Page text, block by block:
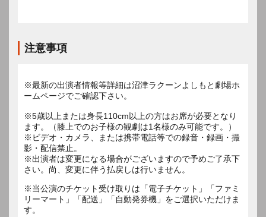
注意事項
※最新の出演者情報等詳細は沼津ラクーンよしもと劇場ホ
ームページでご確認下さい。
※5歳以上または身長110cm以上の方はお席が必要となり
ます。（膝上でのお子様の観劇は1名様のみ可能です。）
※ビデオ・カメラ、または携帯電話等での録音・録画・撮
影・配信禁止。
※出演者は変更になる場合がございますので予めご了承下
さい。尚、変更に伴う払戻しは行いません。
※当公演のチケット受け取りは「電子チケット」「ファミ
リーマート」「配送」「自動発券機」をご選択いただけま
す。